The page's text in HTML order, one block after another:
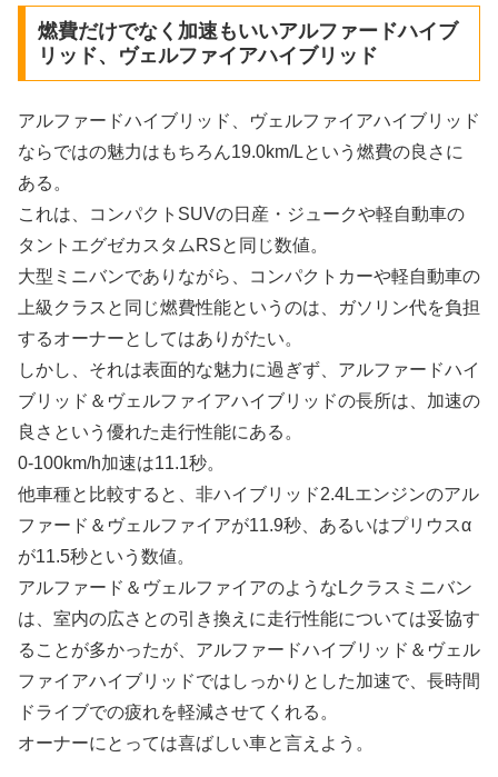
燃費だけでなく加速もいいアルファードハイブ
リッド、ヴェルファイアハイブリッド
アルファードハイブリッド、ヴェルファイアハイブリッド
ならではの魅力はもちろん19.0km/Lという燃費の良さに
ある。
これは、コンパクトSUVの日産・ジュークや軽自動車の
タントエグゼカスタムRSと同じ数値。
大型ミニバンでありながら、コンパクトカーや軽自動車の
上級クラスと同じ燃費性能というのは、ガソリン代を負担
するオーナーとしてはありがたい。
しかし、それは表面的な魅力に過ぎず、アルファードハイ
ブリッド＆ヴェルファイアハイブリッドの長所は、加速の
良さという優れた走行性能にある。
0-100km/h加速は11.1秒。
他車種と比較すると、非ハイブリッド2.4Lエンジンのアル
ファード＆ヴェルファイアが11.9秒、あるいはプリウスα
が11.5秒という数値。
アルファード＆ヴェルファイアのようなLクラスミニバン
は、室内の広さとの引き換えに走行性能については妥協す
ることが多かったが、アルファードハイブリッド＆ヴェル
ファイアハイブリッドではしっかりとした加速で、長時間
ドライブでの疲れを軽減させてくれる。
オーナーにとっては喜ばしい車と言えよう。